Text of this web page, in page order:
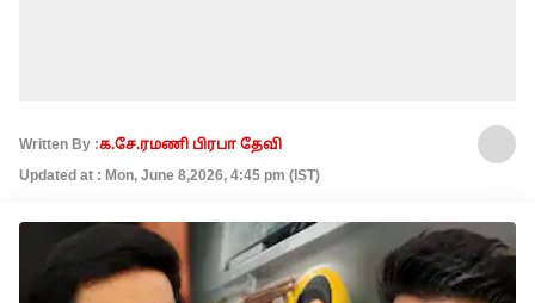
Written By :க.சே.ரமணி பிரபா தேவி
Updated at : Mon, June 8,2026, 4:45 pm (IST)